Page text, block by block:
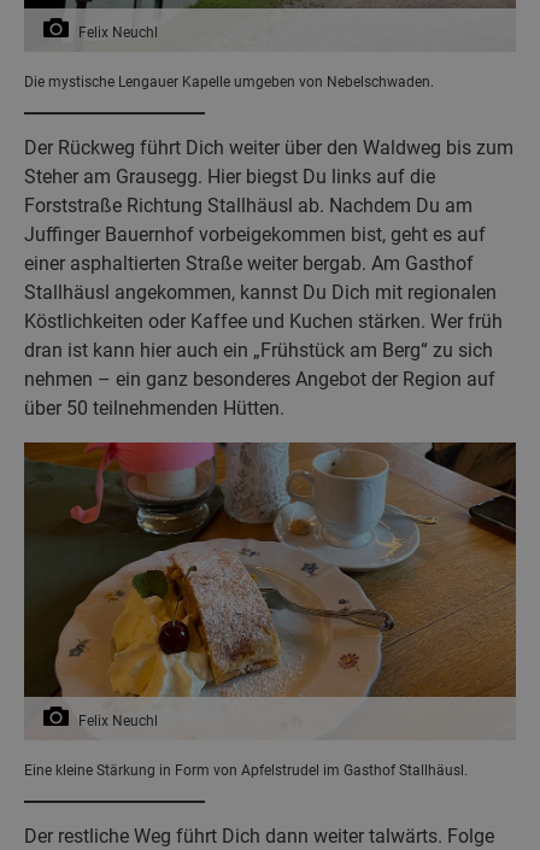
Felix Neuchl
Die mystische Lengauer Kapelle umgeben von Nebelschwaden.
Der Rückweg führt Dich weiter über den Waldweg bis zum
Steher am Grausegg. Hier biegst Du links auf die
Forststraße Richtung Stallhäusl ab. Nachdem Du am
Juffinger Bauernhof vorbeigekommen bist, geht es auf
einer asphaltierten Straße weiter bergab. Am Gasthof
Stallhäusl angekommen, kannst Du Dich mit regionalen
Köstlichkeiten oder Kaffee und Kuchen stärken. Wer früh
dran ist kann hier auch ein „Frühstück am Berg“ zu sich
nehmen – ein ganz besonderes Angebot der Region auf
über 50 teilnehmenden Hütten.
Felix Neuchl
Eine kleine Stärkung in Form von Apfelstrudel im Gasthof Stallhäusl.
Der restliche Weg führt Dich dann weiter talwärts. Folge